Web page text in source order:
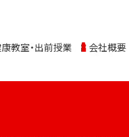
教室・出前授業 会社概要